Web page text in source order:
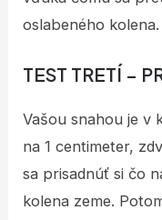
oslabeného kolena.
TEST TRETÍ –
Vašou snahou je v
na 1 centimeter,
sa prisadnúť si čo
kolena zeme.